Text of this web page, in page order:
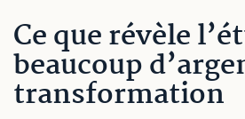
Ce que révèle
beaucoup
transformation